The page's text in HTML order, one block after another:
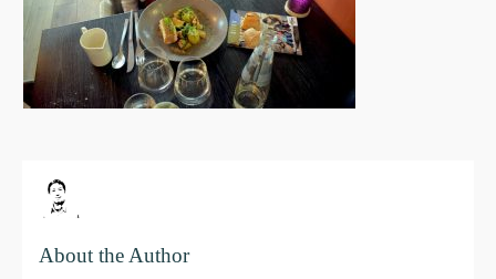
About the Author